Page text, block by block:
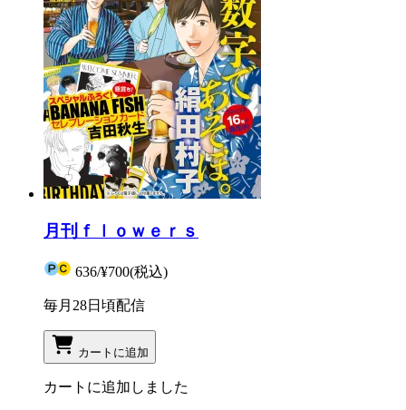
月刊ｆｌｏｗｅｒｓ
636/¥700(税込)
毎月28日頃配信
カートに追加
カートに追加しました